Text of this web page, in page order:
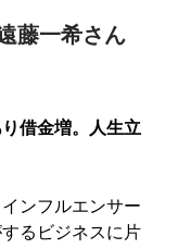
藤一希さん
借金増。人生立
ンフルエンサー
るビジネスに片